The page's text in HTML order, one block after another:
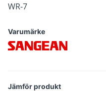
WR-7
Varumärke
Jämför produkt